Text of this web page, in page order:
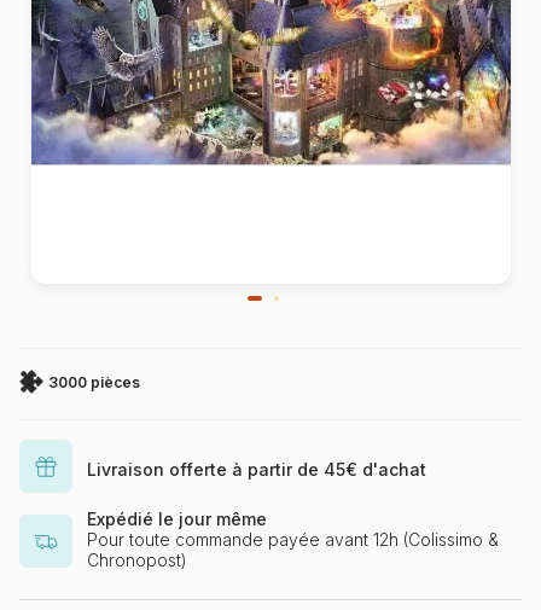
3000 pièces
Livraison offerte à partir de 45€ d'achat
Expédié le jour même
Pour toute commande payée avant 12h (Colissimo &
Chronopost)